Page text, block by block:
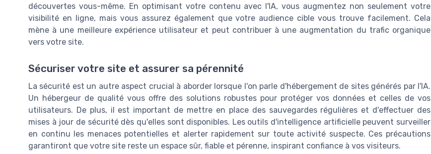
découvertes vous-même. En optimisant votre contenu avec l'IA, vous augmentez non seulement votre
visibilité en ligne, mais vous assurez également que votre audience cible vous trouve facilement. Cela
mène à une meilleure expérience utilisateur et peut contribuer à une augmentation du trafic organique
vers votre site.
Sécuriser votre site et assurer sa pérennité
La sécurité est un autre aspect crucial à aborder lorsque l'on parle d'hébergement de sites générés par l'IA.
Un hébergeur de qualité vous offre des solutions robustes pour protéger vos données et celles de vos
utilisateurs. De plus, il est important de mettre en place des sauvegardes régulières et d'effectuer des
mises à jour de sécurité dès qu'elles sont disponibles. Les outils d'intelligence artificielle peuvent surveiller
en continu les menaces potentielles et alerter rapidement sur toute activité suspecte. Ces précautions
garantiront que votre site reste un espace sûr, fiable et pérenne, inspirant confiance à vos visiteurs.